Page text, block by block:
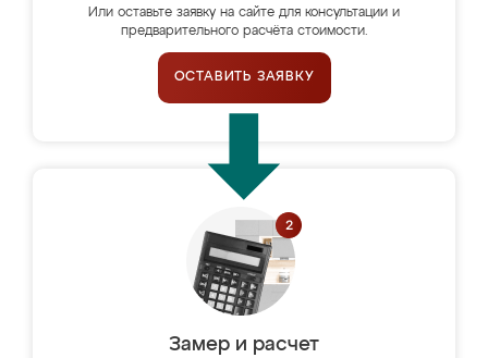
Или оставьте заявку на сайте для консультации и
предварительного расчёта стоимости.
ОСТАВИТЬ ЗАЯВКУ
Замер и расчет